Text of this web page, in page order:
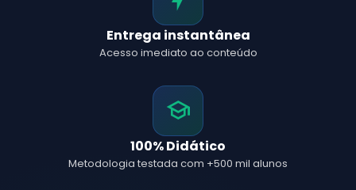
Entrega instantânea
Acesso imediato ao conteúdo
100% Didático
Metodologia testada com +500 mil alunos